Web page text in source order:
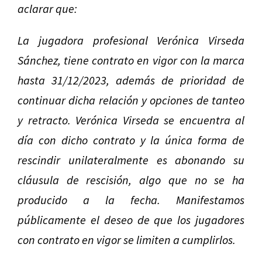
aclarar que:
La jugadora profesional Verónica Virseda
Sánchez, tiene contrato en vigor con la marca
hasta 31/12/2023, además de prioridad de
continuar dicha relación y opciones de tanteo
y retracto. Verónica Virseda se encuentra al
día con dicho contrato y la única forma de
rescindir unilateralmente es abonando su
cláusula de rescisión, algo que no se ha
producido a la fecha. Manifestamos
públicamente el deseo de que los jugadores
con contrato en vigor se limiten a cumplirlos.